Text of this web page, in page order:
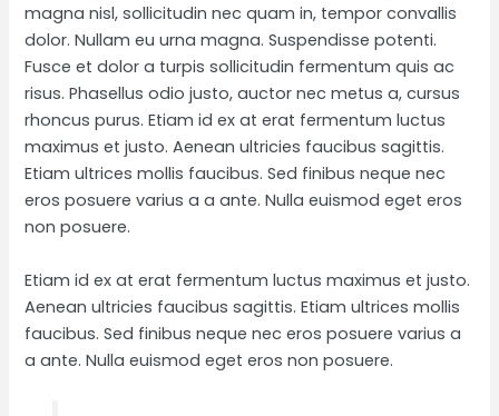
magna nisl, sollicitudin nec quam in, tempor convallis
dolor. Nullam eu urna magna. Suspendisse potenti.
Fusce et dolor a turpis sollicitudin fermentum quis ac
risus. Phasellus odio justo, auctor nec metus a, cursus
rhoncus purus. Etiam id ex at erat fermentum luctus
maximus et justo. Aenean ultricies faucibus sagittis.
Etiam ultrices mollis faucibus. Sed finibus neque nec
eros posuere varius a a ante. Nulla euismod eget eros
non posuere.
Etiam id ex at erat fermentum luctus maximus et justo.
Aenean ultricies faucibus sagittis. Etiam ultrices mollis
faucibus. Sed finibus neque nec eros posuere varius a
a ante. Nulla euismod eget eros non posuere.